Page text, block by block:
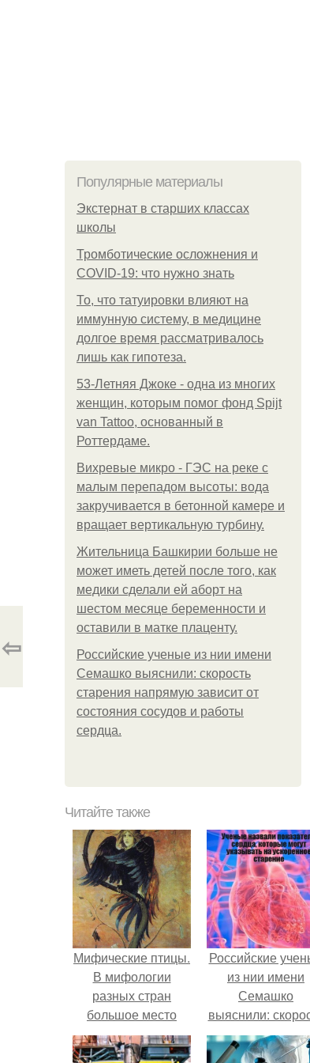
Популярные материалы
Экстернат в старших классах
школы
Тромботические осложнения и
COVID-19: что нужно знать
То, что татуировки влияют на
иммунную систему, в медицине
долгое время рассматривалось
лишь как гипотеза.
53-Летняя Джоке - одна из многих
женщин, которым помог фонд Spijt
van Tattoo, основанный в
Роттердаме.
Вихревые микро - ГЭС на реке с
малым перепадом высоты: вода
закручивается в бетонной камере и
вращает вертикальную турбину.
Жительница Башкирии больше не
может иметь детей после того, как
медики сделали ей аборт на
шестом месяце беременности и
оставили в матке плаценту.
Российские ученые из нии имени
Семашко выяснили: скорость
старения напрямую зависит от
состояния сосудов и работы
сердца.
⇦
Читайте также
Мифические птицы.
В мифологии
разных стран
большое место
занимают образы
птиц.
Российские
из нии имени
Семашко
выяснили:
старения
зависит от